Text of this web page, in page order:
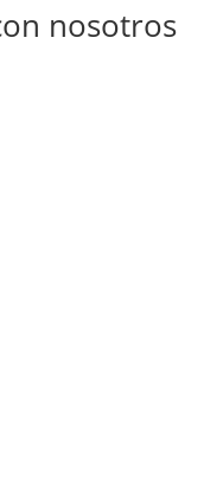
nosotros